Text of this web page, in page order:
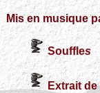
Mis en musique
Souffles
Extrait